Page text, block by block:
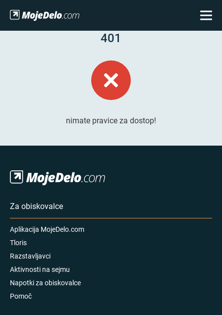
401
nimate pravice za dostop!
Za obiskovalce
Aplikacija MojeDelo.com
Tloris
Razstavljavci
Aktivnosti na sejmu
Napotki za obiskovalce
Pomoč